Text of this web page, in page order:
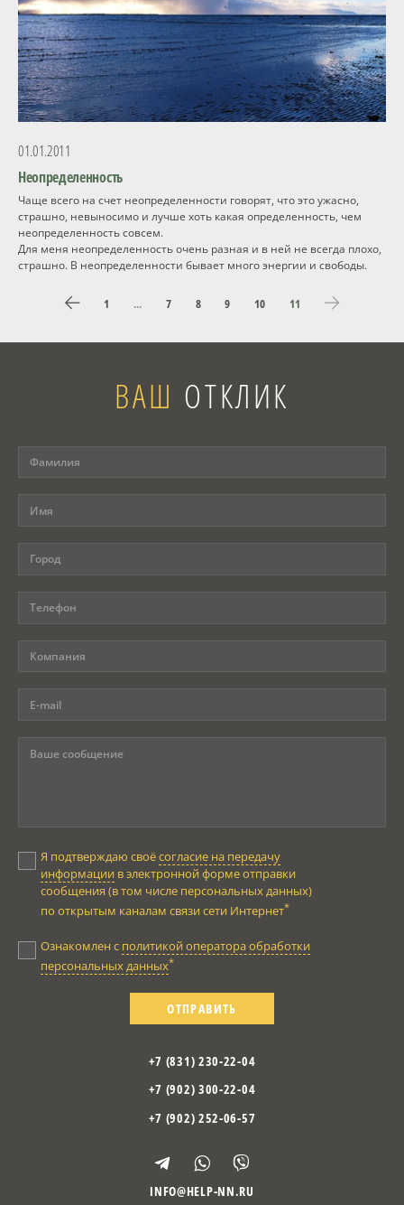
01.01.2011
Неопределенность
Чаще всего на счет неопределенности говорят, что это ужасно,
страшно, невыносимо и лучше хоть какая определенность, чем
неопределенность совсем.
Для меня неопределенность очень разная и в ней не всегда плохо,
страшно. В неопределенности бывает много энергии и свободы.
1 ... 7 8 9 10 11
ВАШ ОТКЛИК
Я подтверждаю своёсогласие на передачу
информации в электронной форме отправки
сообщения (в том числе персональных данных)
по открытым каналам связи сети Интернет*
Ознакомлен с политикой оператора обработки
персональных данных*
ОТПРАВИТЬ
+7 (831) 230-22-04
+7 (902) 300-22-04
+7 (902) 252-06-57
INFO@HELP-NN.RU